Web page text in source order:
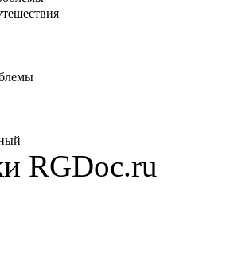
RGDoc.ru